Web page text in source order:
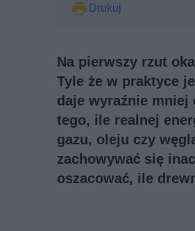
Drukuj
Na pierwszy rzut
Tyle że w praktyce
daje wyraźnie mniej
tego, ile realnej
gazu, oleju czy
zachowywać się
oszacować, ile